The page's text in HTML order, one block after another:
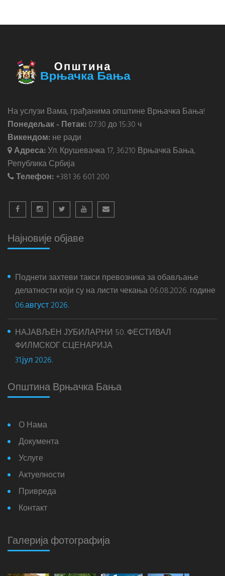
На услузи Вама, грађанима општине Врњачка Бања!
Понедељак - Петак:07:30 до 15:30 ч
Викендом:не ради
Адреса:Ул. Крушевачка 17, 36210 Врњачка Бања,
Република Србија
Телефон:+381 36 601 200
Најновије објаве
Поднети захтеви такси превозника за обављање
делатности који су на листи чекања 06.08.2026. године
06.август 2026.
НАЈАВЉЕН ЈУБИЛАРНИ 50. ФЕСТИВАЛ
ФИЛМСКОГ СЦЕНАРИЈА
31.јул 2026.
Општина Врњачка Бања
О Нама
Документа
Услуге
Актуелности
Привреда
Контакт
Галерија фотографија